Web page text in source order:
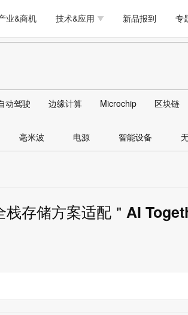
人工智能 安防监控
物联网 模拟技术/信号链
业&商机 技术&应用
安全
AI/人工智能
新品报到 专
软件/工具 医疗电子
物联网 模拟技术/信号链
边缘计算
存储 无线连接
DLP AI/人工智能
AR/VR/图像/3D 电源技术/信号链
动驾驶 边缘计算 Microchip 区块链
毫米波 电源 智能设备
存储方案适配＂AI